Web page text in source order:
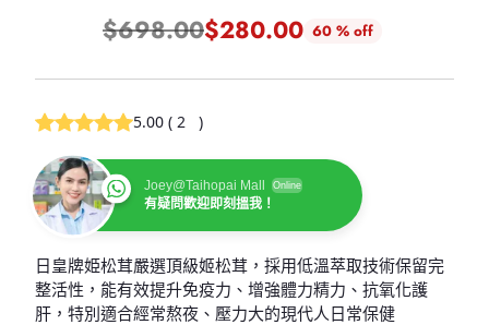
正
常
價
格
$698.00$280.00 60 % off
5.00 ( 2 )
Joey@Taihopai Mall Online
有疑問歡迎即刻搵我！
日皇牌姫松茸嚴選頂級姬松茸，採用低溫萃取技術保留完
整活性，能有效提升免疫力、增強體力精力、抗氧化護
肝，特別適合經常熬夜、壓力大的現代人日常保健